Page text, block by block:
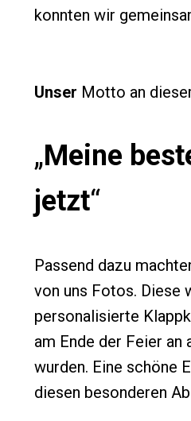
konnten wir
Unser Motto an
„Meine
jetzt“
Passend dazu
von uns Fotos. Diese
personalisierte
am Ende der Feier an
wurden. Eine schöne
diesen besonderen